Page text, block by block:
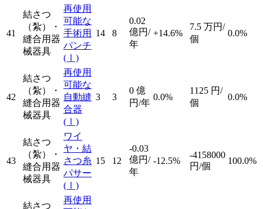
41
結さつ
（紮）・
縫合用器
械器具
再使用
可能な
手術用
パンチ
(Ⅰ)
14 8
0.02
億円/
年
+14.6%
7.5 万円/
個
0.0%
42
結さつ
（紮）・
縫合用器
械器具
再使用
可能な
自動縫
合器
(Ⅰ)
3 3
0 億
円/年
0.0%
1125 円/
個
0.0%
43
結さつ
（紮）・
縫合用器
械器具
ワイ
ヤ・結
さつ糸
パサー
(Ⅰ)
15 12
-0.03
億円/
年
-12.5%
-4158000
円/個
100.0%
結さつ
再使用